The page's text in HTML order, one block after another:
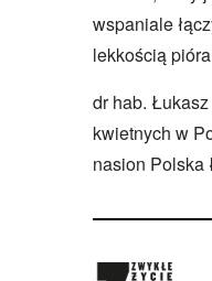
wspaniale
lekkością
dr hab.
kwietnych w
nasion Polska